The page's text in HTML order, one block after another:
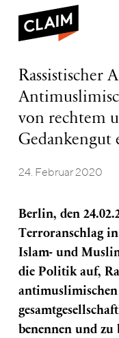
Rassistischer
Hanau:
Rassismus
Motor
antidemokratischem
Gedankengut
erkennen
Rassistischer
von rechtem
Gedankengut
24. Februar 2020
Berlin, den
Terroranschlag
Islam- und
die Politik auf,
antimuslimischen
benennen und